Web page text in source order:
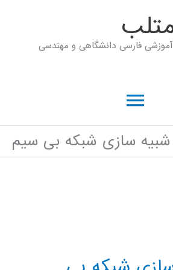
فارسی دانشگاهی و مهندسی
فهرست
اصلی
شبیه سازی شبکه بی سیم